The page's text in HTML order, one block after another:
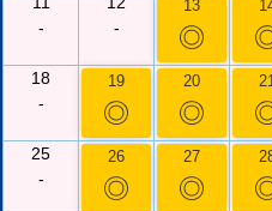
-
-
13
◎
18
-
19
◎
20
◎
25
-
26
◎
27
◎